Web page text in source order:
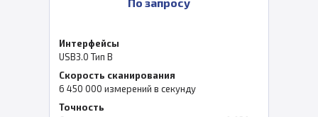
Интерфейсы
USB3.0 Тип B
Скорость сканирования
6 450 000 измерений в секунду
Точность